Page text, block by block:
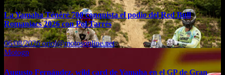
La Yamaha Ténéré 700 conquista el podio del Red Bull
Romaniacs 2026 con Pol Tarrés
06/08/2026oriol@motosonline.net
Motogp
Augusto Fernández, wild card de Yamaha en el GP de Gran